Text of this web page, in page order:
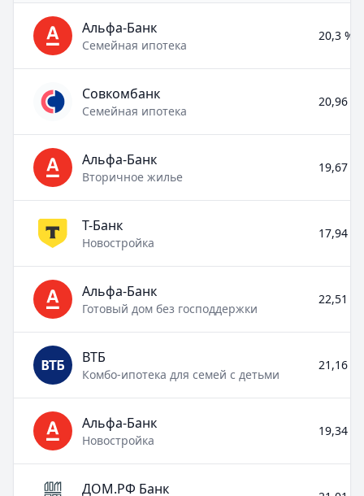
Альфа-Банк
Семейная ипотека
20,3 %
Совкомбанк
Семейная ипотека
20,96 %
Альфа-Банк
Вторичное жилье
19,67
Т-Банк
Новостройка
17,94
Альфа-Банк
Готовый дом без господдержки
22,51 %
ВТБ
Комбо-ипотека для семей с детьми
21,16 %
Альфа-Банк
Новостройка
19,34
ДОМ.РФ Банк